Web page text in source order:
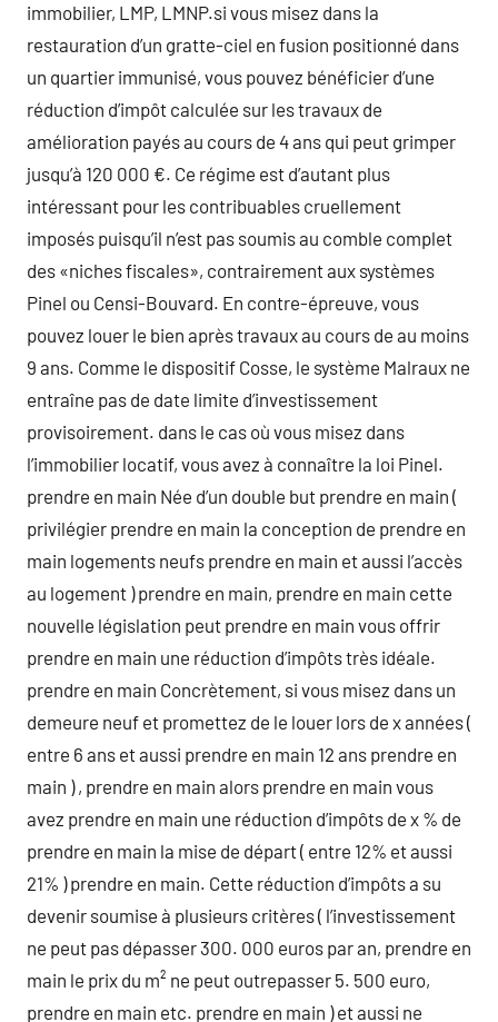
immobilier, LMP, LMNP.si vous misez dans la
restauration d’un gratte-ciel en fusion positionné dans
un quartier immunisé, vous pouvez bénéficier d’une
réduction d’impôt calculée sur les travaux de
amélioration payés au cours de 4 ans qui peut grimper
jusqu’à 120 000 €. Ce régime est d’autant plus
intéressant pour les contribuables cruellement
imposés puisqu’il n’est pas soumis au comble complet
des «niches fiscales», contrairement aux systèmes
Pinel ou Censi-Bouvard. En contre-épreuve, vous
pouvez louer le bien après travaux au cours de au moins
9 ans. Comme le dispositif Cosse, le système Malraux ne
entraîne pas de date limite d’investissement
provisoirement. dans le cas où vous misez dans
l’immobilier locatif, vous avez à connaître la loi Pinel.
prendre en main Née d’un double but prendre en main (
privilégier prendre en main la conception de prendre en
main logements neufs prendre en main et aussi l’accès
au logement ) prendre en main, prendre en main cette
nouvelle législation peut prendre en main vous offrir
prendre en main une réduction d’impôts très idéale.
prendre en main Concrètement, si vous misez dans un
demeure neuf et promettez de le louer lors de x années (
entre 6 ans et aussi prendre en main 12 ans prendre en
main ) , prendre en main alors prendre en main vous
avez prendre en main une réduction d’impôts de x % de
prendre en main la mise de départ ( entre 12% et aussi
21% ) prendre en main. Cette réduction d’impôts a su
devenir soumise à plusieurs critères ( l’investissement
ne peut pas dépasser 300. 000 euros par an, prendre en
main le prix du m² ne peut outrepasser 5. 500 euro,
prendre en main etc. prendre en main ) et aussi ne